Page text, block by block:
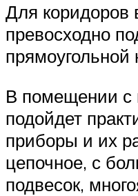
Для
превосходно
прямоугольной
В помещении с
подойдет
приборы и их
цепочное, с
подвесок,